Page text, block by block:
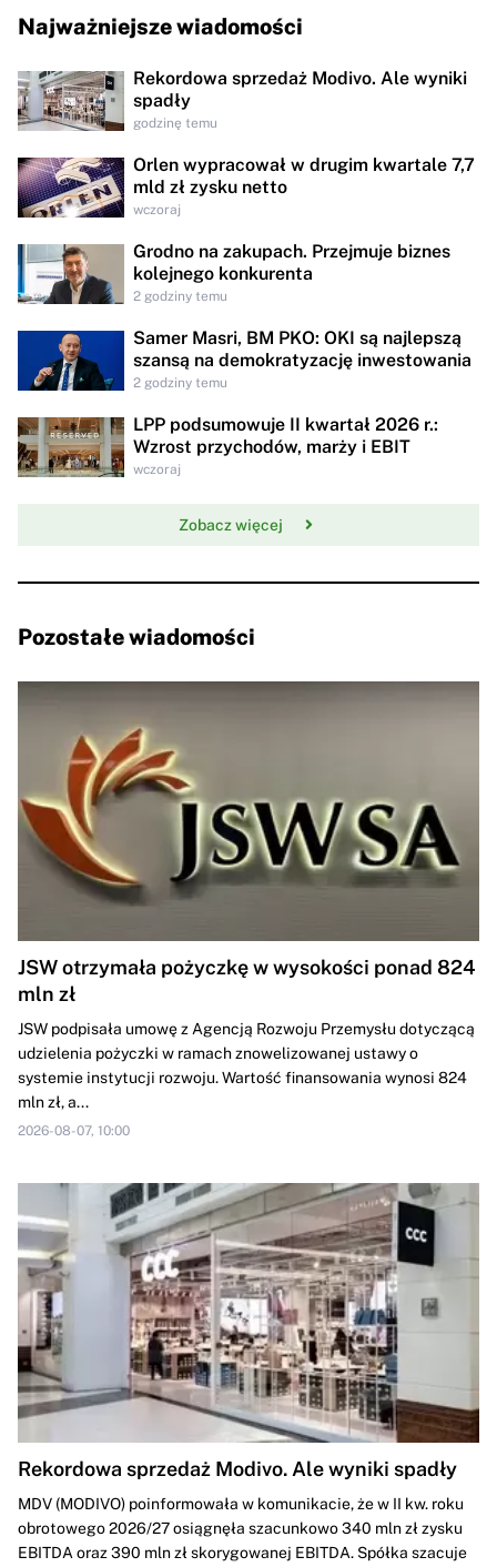
Najważniejsze wiadomości
Rekordowa sprzedaż Modivo. Ale wyniki
spadły
godzinę temu
Orlen wypracował w drugim kwartale 7,7
mld zł zysku netto
wczoraj
Grodno na zakupach. Przejmuje biznes
kolejnego konkurenta
2 godziny temu
Samer Masri, BM PKO: OKI są najlepszą
szansą na demokratyzację inwestowania
2 godziny temu
LPP podsumowuje II kwartał 2026 r.:
Wzrost przychodów, marży i EBIT
wczoraj
Zobacz więcej
Pozostałe wiadomości
JSW otrzymała pożyczkę w wysokości ponad 824
mln zł
JSW podpisała umowę z Agencją Rozwoju Przemysłu dotyczącą
udzielenia pożyczki w ramach znowelizowanej ustawy o
systemie instytucji rozwoju. Wartość finansowania wynosi 824
mln zł, a...
2026-08-07, 10:00
Rekordowa sprzedaż Modivo. Ale wyniki spadły
MDV (MODIVO) poinformowała w komunikacie, że w II kw. roku
obrotowego 2026/27 osiągnęła szacunkowo 340 mln zł zysku
EBITDA oraz 390 mln zł skorygowanej EBITDA. Spółka szacuje